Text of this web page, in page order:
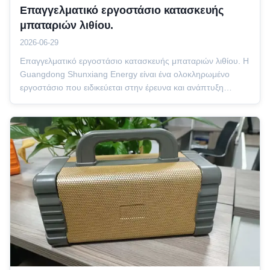
Επαγγελματικό εργοστάσιο κατασκευής
μπαταριών λιθίου.
2026-06-29
Επαγγελματικό εργοστάσιο κατασκευής μπαταριών λιθίου. Η
Guangdong Shunxiang Energy είναι ένα ολοκληρωμένο
εργοστάσιο που ειδικεύεται στην έρευνα και ανάπτυξη
κυρίως ανθεκτικές σε υψηλές θερμοκρασίες μπ...